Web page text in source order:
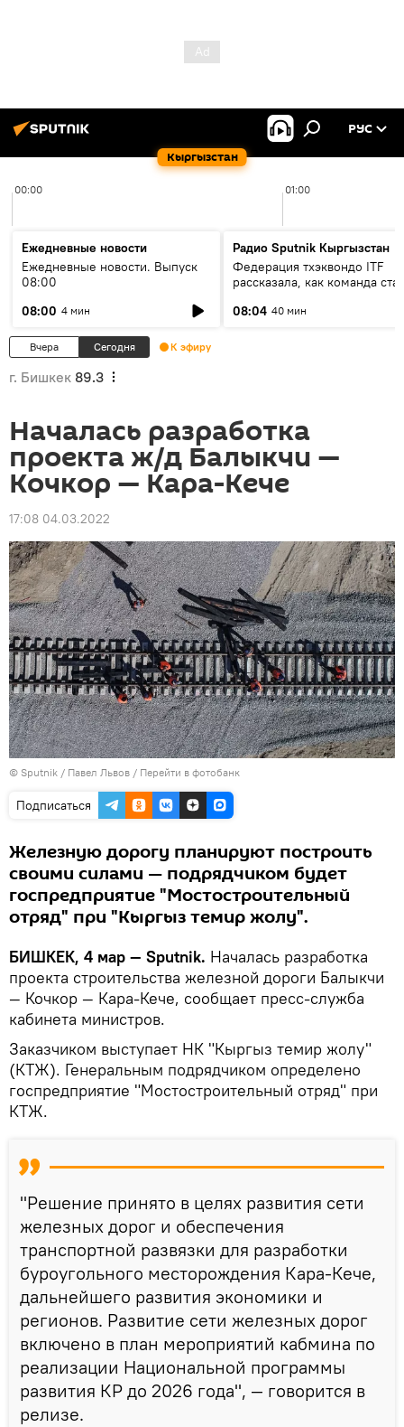
Кыргызстан
РУС
00:00 01:00
Ежедневные новости
Ежедневные новости. Выпуск
08:00
08:00 4 мин
Радио Sputnik Кыргызстан
Федерация тхэквондо ITF
рассказала, как команда
08:04 40 мин
Вчера Сегодня К эфиру
г. Бишкек 89.3
Началась разработка
проекта ж/д Балыкчи —
Кочкор — Кара-Кече
17:08 04.03.2022
© Sputnik / Павел Львов / Перейти в фотобанк
Подписаться
Железную дорогу планируют построить
своими силами — подрядчиком будет
госпредприятие "Мостостроительный
отряд" при "Кыргыз темир жолу".
БИШКЕК, 4 мар — Sputnik. Началась разработка
проекта строительства железной дороги Балыкчи
— Кочкор — Кара-Кече, сообщает пресс-служба
кабинета министров.
Заказчиком выступает НК "Кыргыз темир жолу"
(КТЖ). Генеральным подрядчиком определено
госпредприятие "Мостостроительный отряд" при
КТЖ.
"Решение принято в целях развития сети
железных дорог и обеспечения
транспортной развязки для разработки
буроугольного месторождения Кара-Кече,
дальнейшего развития экономики и
регионов. Развитие сети железных дорог
включено в план мероприятий кабмина по
реализации Национальной программы
развития КР до 2026 года", — говорится в
релизе.